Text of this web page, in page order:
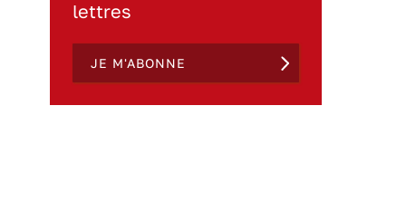
lettres
JE M'ABONNE